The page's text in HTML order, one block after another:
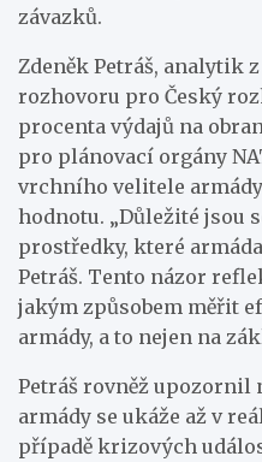
závazků.
Zdeněk Petráš, analytik
rozhovoru pro Český
procenta výdajů na
pro plánovací orgány
vrchního velitele
hodnotu. „Důležité jsou
prostředky, které
Petráš. Tento názor
jakým způsobem měřit
armády, a to nejen na
Petráš rovněž upozornil
armády se ukáže až v
případě krizových